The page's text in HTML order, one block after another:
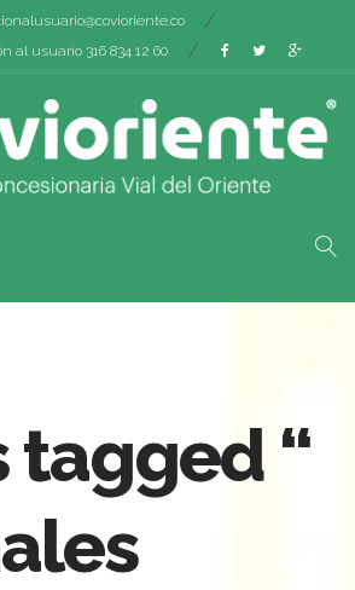
al usuario 316 834 12 60
tagged “